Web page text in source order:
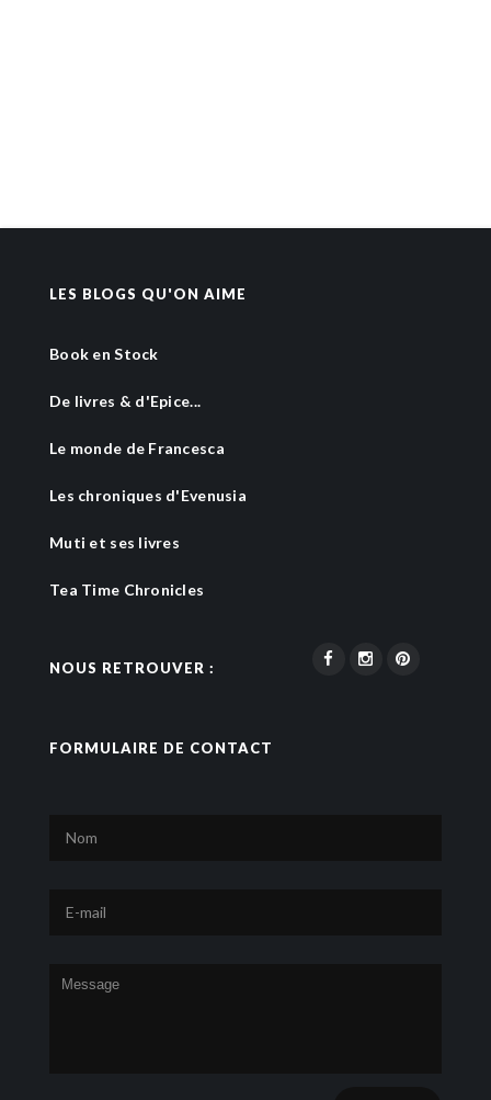
LES BLOGS QU'ON AIME
Book en Stock
De livres & d'Epice...
Le monde de Francesca
Les chroniques d'Evenusia
Muti et ses livres
Tea Time Chronicles
NOUS RETROUVER :
FORMULAIRE DE CONTACT